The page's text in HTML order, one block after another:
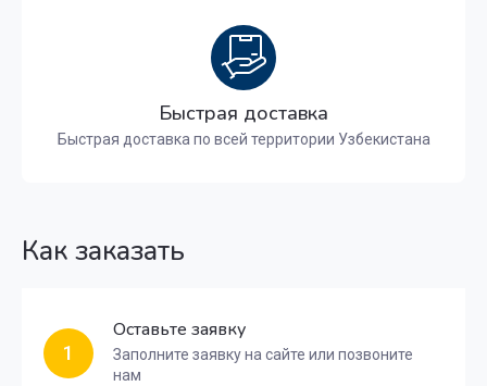
Быстрая доставка
Быстрая доставка по всей территории Узбекистана
Как заказать
1
Оставьте заявку
Заполните заявку на сайте или позвоните
нам